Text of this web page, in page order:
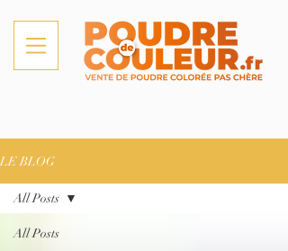
LE BLOG
All Posts
All Posts